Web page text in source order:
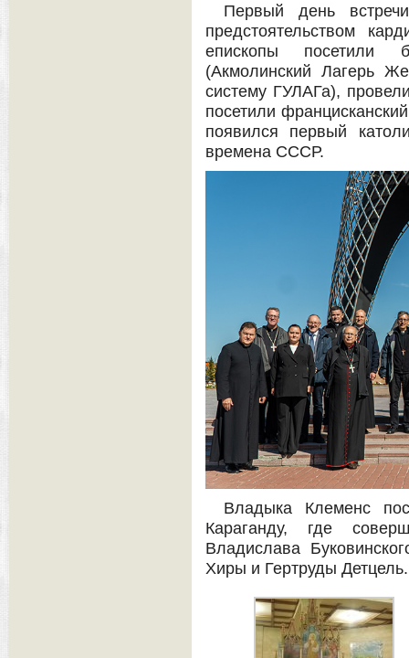
Первый день
предстоятельством
епископы посетили
(Акмолинский Лагерь
систему ГУЛАГа),
посетили
появился первый
времена СССР.
Владыка Клеменс
Караганду, где
Владислава
Хиры и Гертруды Детцель.